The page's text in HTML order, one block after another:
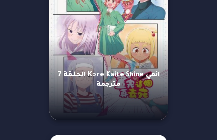
انمي Kore Kaite Shine الحلقة 7
مترجمة